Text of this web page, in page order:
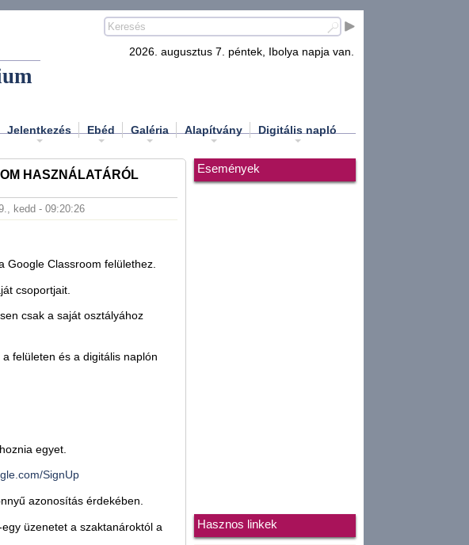
2026. augusztus 7. péntek, Ibolya napja van.
Jelentkezés Ebéd Galéria Alapítvány Digitális napló
HASZNÁLATÁRÓL
kedd - 09:20:26
Google Classroom felülethez.
csoportjait.
csak a saját osztályához
felületen és a digitális naplón
egyet.
SignUp
azonosítás érdekében.
üzenetet a szaktanároktól a
Események
Hasznos linkek